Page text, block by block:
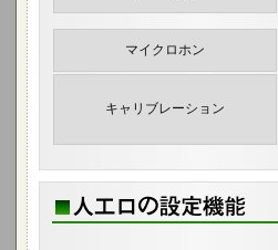
マイクロホン
キャリブレーション